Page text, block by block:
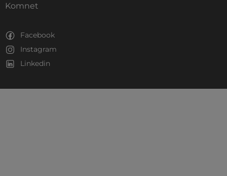
Komnet
Facebook
Instagram
Linkedin